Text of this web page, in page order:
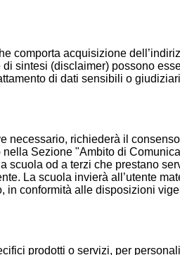
comporta acquisizione
sintesi (disclaimer) possono
di dati sensibili o giudiziari
richiederà il consenso
Sezione "Ambito di
scuola od a terzi che prestano
La scuola invierà all’utente
in conformità alle disposizioni
prodotti o servizi, per